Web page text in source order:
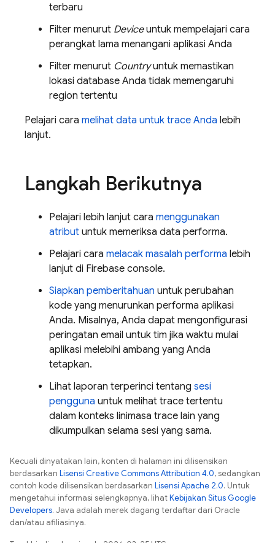
terbaru
Filter menurut Deviceuntuk mempelajari cara
perangkat lama menangani aplikasi Anda
Filter menurut Countryuntuk memastikan
lokasi database Anda tidak memengaruhi
region tertentu
Pelajari cara melihat data untuk trace Anda lebih
lanjut.
Langkah Berikutnya
Pelajari lebih lanjut cara menggunakan
atribut untuk memeriksa data performa.
Pelajari cara melacak masalah performa lebih
lanjut di Firebase console.
Siapkan pemberitahuan untuk perubahan
kode yang menurunkan performa aplikasi
Anda. Misalnya, Anda dapat mengonfigurasi
peringatan email untuk tim jika waktu mulai
aplikasi melebihi ambang yang Anda
tetapkan.
Lihat laporan terperinci tentang sesi
pengguna untuk melihat trace tertentu
dalam konteks linimasa trace lain yang
dikumpulkan selama sesi yang sama.
Kecuali dinyatakan lain, konten di halaman ini dilisensikan
berdasarkan Lisensi Creative Commons Attribution 4.0, sedangkan
contoh kode dilisensikan berdasarkan Lisensi Apache 2.0. Untuk
mengetahui informasi selengkapnya, lihatKebijakan Situs Google
Developers. Java adalah merek dagang terdaftar dari Oracle
dan/atau afiliasinya.